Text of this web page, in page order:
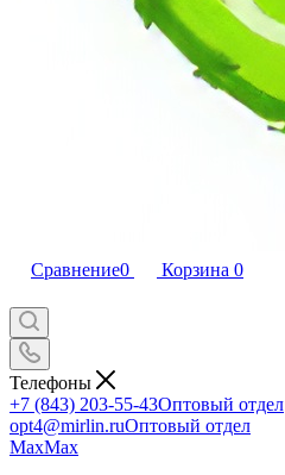
Сравнение0 Корзина 0
Телефоны
+7 (843) 203-55-43Оптовый отдел
opt4@mirlin.ruОптовый отдел
MaxMax